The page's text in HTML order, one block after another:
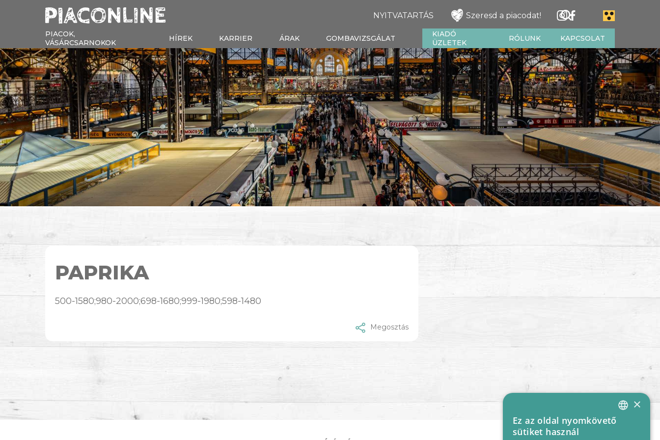
NYITVATARTÁS Szeresd a piacodat!
PIACOK,
VÁSÁRCSARNOKOK
HÍREK KARRIER ÁRAK GOMBAVIZSGÁLAT
KIADÓ
ÜZLETEK
RÓLUNK KAPCSOLAT
PAPRIKA
500-1580;980-2000;698-1680;999-1980;598-1480
Megosztás
HUNGARIAN
×
Ez az oldal nyomkövető
sütiket használ